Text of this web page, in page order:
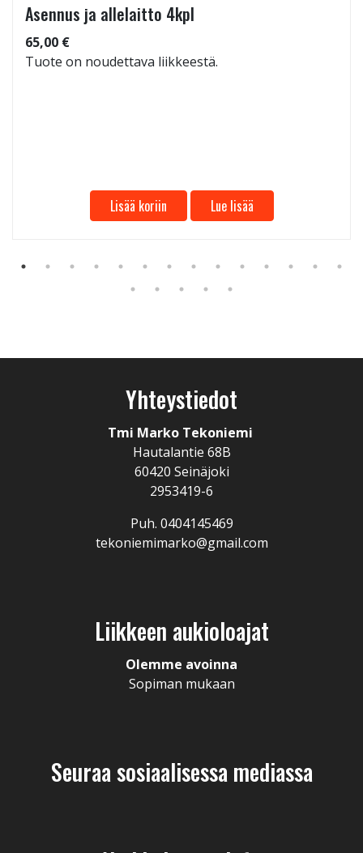
Asennus ja allelaitto 4kpl
65,00 €
Tuote on noudettava liikkeestä.
Lisää koriin Lue lisää
Yhteystiedot
Tmi Marko Tekoniemi
Hautalantie 68B
60420 Seinäjoki
2953419-6
Puh. 0404145469
tekoniemimarko@gmail.com
Liikkeen aukioloajat
Olemme avoinna
Sopiman mukaan
Seuraa sosiaalisessa mediassa